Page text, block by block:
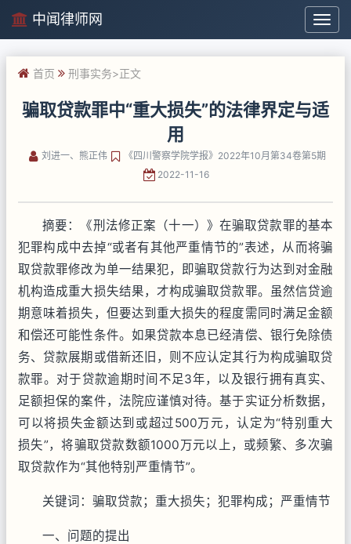
中
闻
律
中闻律师网
首页 刑事实务>正文
骗取贷款罪中“重大损失”的法律界定与适
用
刘进一、熊正伟
《四川警察学院学报》2022年10月第34卷第5期
2022-11-16
摘要：《刑法修正案（十一）》在骗取贷款罪的基本
犯罪构成中去掉“或者有其他严重情节的”表述，从而将骗
取贷款罪修改为单一结果犯，即骗取贷款行为达到对金融
机构造成重大损失结果，才构成骗取贷款罪。虽然信贷逾
期意味着损失，但要达到重大损失的程度需同时满足金额
和偿还可能性条件。如果贷款本息已经清偿、银行免除债
务、贷款展期或借新还旧，则不应认定其行为构成骗取贷
款罪。对于贷款逾期时间不足3年，以及银行拥有真实、
足额担保的案件，法院应谨慎对待。基于实证分析数据，
可以将损失金额达到或超过500万元，认定为“特别重大
损失”，将骗取贷款数额1000万元以上，或频繁、多次骗
取贷款作为“其他特别严重情节”。
关键词：骗取贷款；重大损失；犯罪构成；严重情节
一、问题的提出